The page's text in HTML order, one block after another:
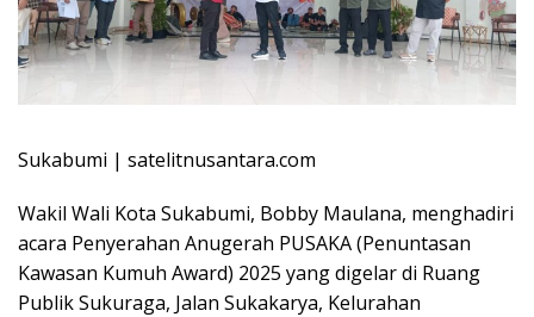
Sukabumi | satelitnusantara.com
Wakil Wali Kota Sukabumi, Bobby Maulana, menghadiri
acara Penyerahan Anugerah PUSAKA (Penuntasan
Kawasan Kumuh Award) 2025 yang digelar di Ruang
Publik Sukuraga, Jalan Sukakarya, Kelurahan